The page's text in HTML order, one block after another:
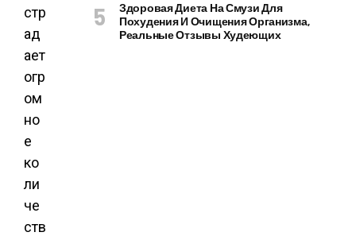
стр
ад
ает
огр
ом
но
е
ко
ли
че
ств
Здоровая Диета На Смузи Для
Похудения И Очищения Организма,
Реальные Отзывы Худеющих